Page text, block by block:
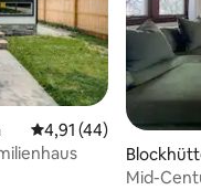
Durchschnittliche
4,91 (44)
Mid-